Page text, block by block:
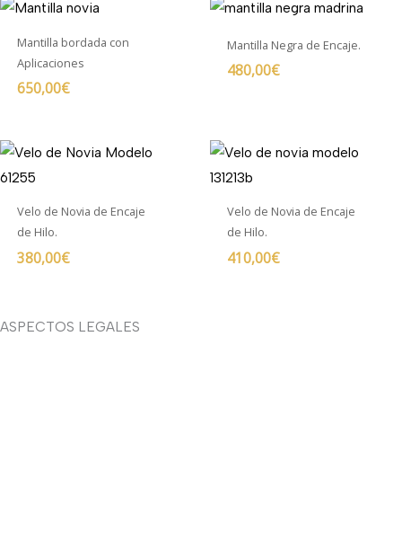
Mantilla bordada con
Aplicaciones
650,00€
Mantilla Negra de Encaje.
480,00€
Velo de Novia de Encaje
de Hilo.
380,00€
Velo de Novia de Encaje
de Hilo.
410,00€
ASPECTOS LEGALES